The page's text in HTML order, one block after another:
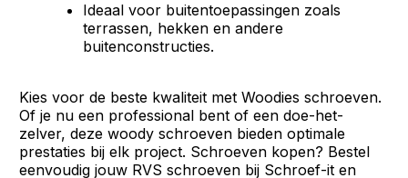
Ideaal voor buitentoepassingen zoals
terrassen, hekken en andere
buitenconstructies.
Kies voor de beste kwaliteit met Woodies schroeven.
Of je nu een professional bent of een doe-het-
zelver, deze woody schroeven bieden optimale
prestaties bij elk project. Schroeven kopen? Bestel
eenvoudig jouw RVS schroeven bij Schroef-it en